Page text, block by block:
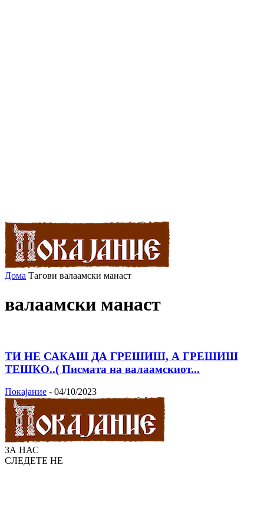
Дома Тагови валаамски манаст
валаамски манаст
ТИ НЕ САКАШ ДА ГРЕШИШ, А ГРЕШИШ
ТЕШКО..( Писмата на валаамскиот...
Покајание - 04/10/2023
ЗА НАС
СЛЕДЕТЕ НЕ